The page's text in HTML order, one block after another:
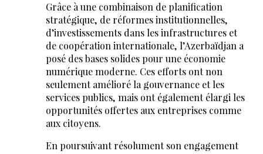
Grâce à une combinaison de planification
stratégique, de réformes institutionnelles,
d’investissements dans les infrastructures et
de coopération internationale, l’Azerbaïdjan a
posé des bases solides pour une économie
numérique moderne. Ces efforts ont non
seulement amélioré la gouvernance et les
services publics, mais ont également élargi les
opportunités offertes aux entreprises comme
aux citoyens.
En poursuivant résolument son engagement